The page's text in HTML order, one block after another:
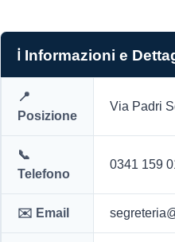
ℹ️ Informazioni e
📍
Posizione
Via Padri
📞
Telefono
0341 159
✉️ Email